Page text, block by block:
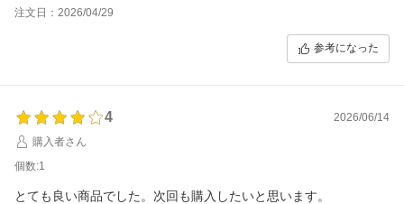
注文日：2026/04/29
参考になった
4
2026/06/14
購入者さん
個数:1
とても良い商品でした。次回も購入したいと思います。